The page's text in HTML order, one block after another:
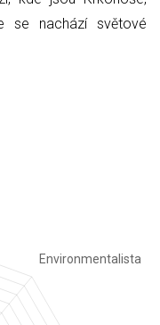
se nachází světové